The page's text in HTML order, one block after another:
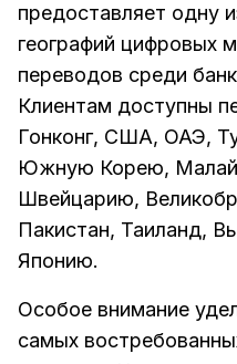
предоставляет одну
географий цифровых
переводов среди
Клиентам доступны
Гонконг, США, ОАЭ,
Южную Корею,
Швейцарию,
Пакистан, Таиланд,
Японию.
Особое внимание
самых